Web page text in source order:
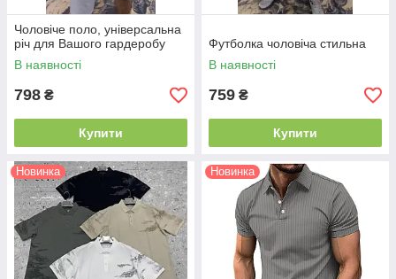
Чоловіче поло, універсальна
річ для Вашого гардеробу
В наявності
798 ₴
Купити
Футболка чоловіча стильна
В наявності
759 ₴
Купити
Новинка Новинка